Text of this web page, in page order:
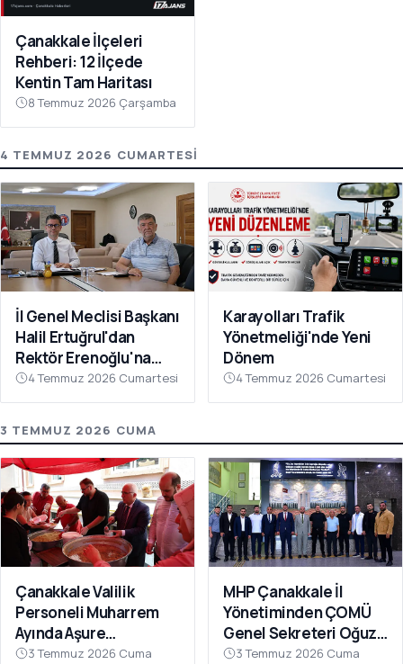
Çanakkale İlçeleri
Rehberi: 12 İlçede
Kentin Tam Haritası
8 Temmuz 2026 Çarşamba
4 TEMMUZ 2026 CUMARTESI
İl Genel Meclisi Başkanı
Halil Ertuğrul'dan
Rektör Erenoğlu'na
Ziyaret
4 Temmuz 2026 Cumartesi
Karayolları Trafik
Yönetmeliği'nde Yeni
Dönem
4 Temmuz 2026 Cumartesi
3 TEMMUZ 2026 CUMA
Çanakkale Valilik
Personeli Muharrem
Ayında Aşure
Sofrasında Buluştu
3 Temmuz 2026 Cuma
MHP Çanakkale İl
Yönetiminden ÇOMÜ
Genel Sekreteri Oğuz
Ünal'a Ziyaret
3 Temmuz 2026 Cuma